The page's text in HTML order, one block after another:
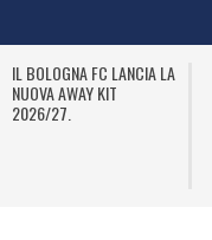
IL BOLOGNA FC LANCIA LA
NUOVA AWAY KIT
2026/27.